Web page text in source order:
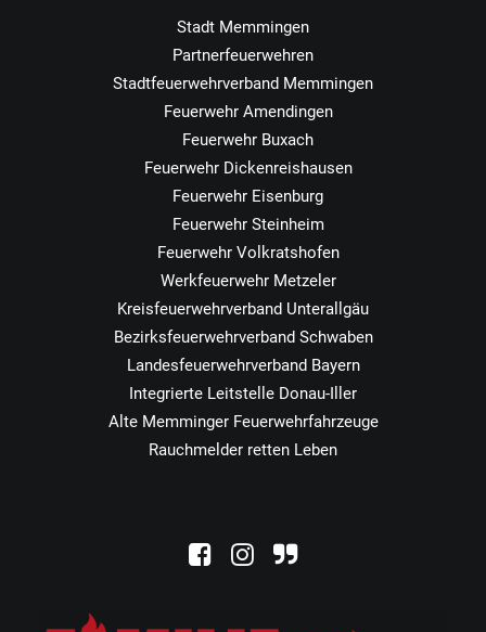
Stadt Memmingen
Partnerfeuerwehren
Stadtfeuerwehrverband Memmingen
Feuerwehr Amendingen
Feuerwehr Buxach
Feuerwehr Dickenreishausen
Feuerwehr Eisenburg
Feuerwehr Steinheim
Feuerwehr Volkratshofen
Werkfeuerwehr Metzeler
Kreisfeuerwehrverband Unterallgäu
Bezirksfeuerwehrverband Schwaben
Landesfeuerwehrverband Bayern
Integrierte Leitstelle Donau-Iller
Alte Memminger Feuerwehrfahrzeuge
Rauchmelder retten Leben